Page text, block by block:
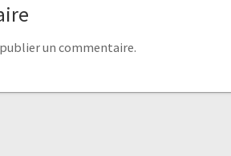
un commentaire.